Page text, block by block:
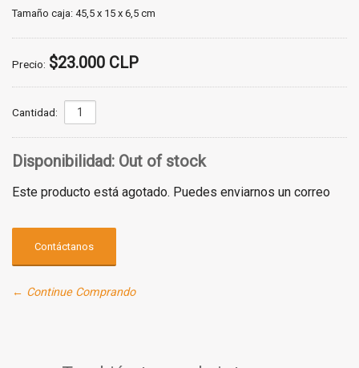
Tamaño caja: 45,5 x 15 x 6,5 cm
Precio: $23.000 CLP
Cantidad:
Disponibilidad: Out of stock
Este producto está agotado. Puedes enviarnos un correo
Contáctanos
← Continue Comprando